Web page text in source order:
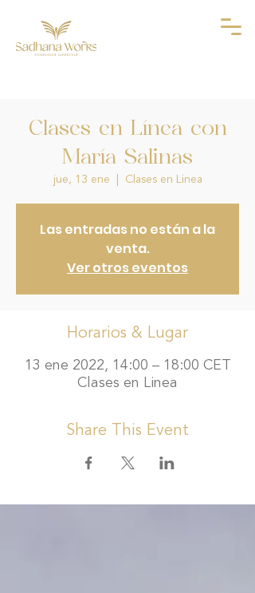
Clases en Línea con
María Salinas
jue, 13 ene Clases en Linea
Las entradas no están a la
venta.
Ver otros eventos
Horarios & Lugar
13 ene 2022, 14:00 – 18:00 CET
Clases en Linea
Share This Event